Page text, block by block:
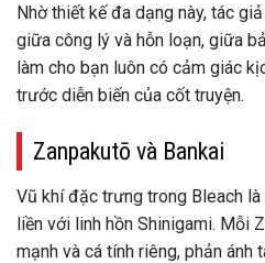
Nhờ thiết kế đa dạng này, tác
giữa công lý và hỗn loạn, giữa
làm cho bạn luôn có cảm giác
trước diễn biến của cốt truyện.
Zanpakutō và Bankai
Vũ khí đặc trưng trong Bleach
liền với linh hồn Shinigami. Mỗi
mạnh và cá tính riêng, phản ánh